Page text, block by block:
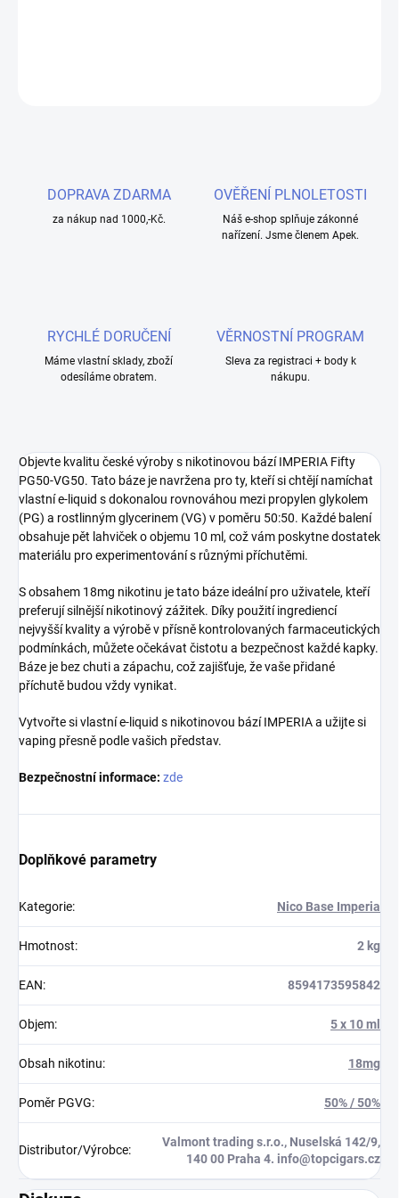
DOPRAVA ZDARMA
za nákup nad 1000,-Kč.
OVĚŘENÍ PLNOLETOSTI
Náš e-shop splňuje zákonné
nařízení. Jsme členem Apek.
RYCHLÉ DORUČENÍ
Máme vlastní sklady, zboží
odesíláme obratem.
VĚRNOSTNÍ PROGRAM
Sleva za registraci + body k
nákupu.
Objevte kvalitu české výroby s nikotinovou bází IMPERIA Fifty
PG50-VG50. Tato báze je navržena pro ty, kteří si chtějí namíchat
vlastní e-liquid s dokonalou rovnováhou mezi propylen glykolem
(PG) a rostlinným glycerinem (VG) v poměru 50:50. Každé balení
obsahuje pět lahviček o objemu 10 ml, což vám poskytne dostatek
materiálu pro experimentování s různými příchutěmi.
S obsahem 18mg nikotinu je tato báze ideální pro uživatele, kteří
preferují silnější nikotinový zážitek. Díky použití ingrediencí
nejvyšší kvality a výrobě v přísně kontrolovaných farmaceutických
podmínkách, můžete očekávat čistotu a bezpečnost každé kapky.
Báze je bez chuti a zápachu, což zajišťuje, že vaše přidané
příchutě budou vždy vynikat.
Vytvořte si vlastní e-liquid s nikotinovou bází IMPERIA a užijte si
vaping přesně podle vašich představ.
Bezpečnostní informace: zde
Doplňkové parametry
Kategorie: Nico Base Imperia
Hmotnost: 2 kg
EAN: 8594173595842
Objem: 5 x 10 ml
Obsah nikotinu: 18mg
Poměr PGVG: 50% / 50%
Distributor/Výrobce:
Valmont trading s.r.o., Nuselská 142/9,
140 00 Praha 4. info@topcigars.cz